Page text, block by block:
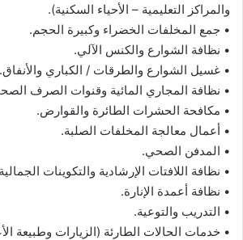
والمراكز التعليمية – الأحياء السكنية).
• جمع المخلفات الخضراء وكبيرة الحجم.
• نظافة الشوارع والكنس الآلي.
• غسيل الشوارع والطرقات / الكباري والأنفاق.
• نظافة المجاري المائية وقنوات الصرف
• مكافحة الحشرات الطائرة والقوارض.
• أعمال معالجة المخلفات الصلبة.
• المدفن الصحي.
• نظافة اللافتات الإرشادية والتكوينات
• نظافة أعمدة الإنارة.
• التدريب والتوعية.
• خدمات الحالات الطارئة (الزيارات وطبيعة